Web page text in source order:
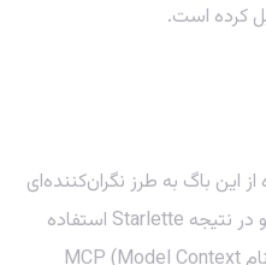
کرده است.
این باگ به طرز نگران‌کننده‌ای
است. سرورهایی که از ASGI و در نتیجه Starlette استفاده